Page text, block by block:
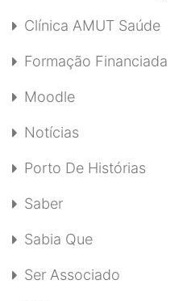
Clínica AMUT Saúde
Formação Financiada
Moodle
Notícias
Porto De Histórias
Saber
Sabia Que
Ser Associado